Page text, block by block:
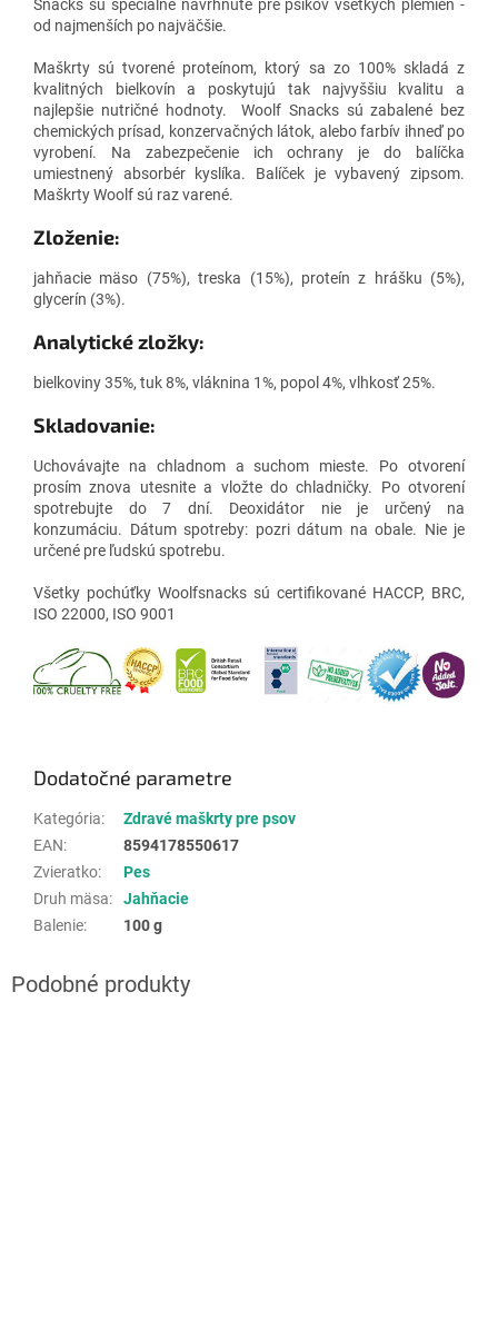
Snacks sú špeciálne navrhnuté pre psíkov všetkých plemien -
od najmenších po najväčšie.
Maškrty sú tvorené proteínom, ktorý sa zo 100% skladá z
kvalitných bielkovín a poskytujú tak najvyššiu kvalitu a
najlepšie nutričné hodnoty. Woolf Snacks sú zabalené bez
chemických prísad, konzervačných látok, alebo farbív ihneď po
vyrobení. Na zabezpečenie ich ochrany je do balíčka
umiestnený absorbér kyslíka. Balíček je vybavený zipsom.
Maškrty Woolf sú raz varené.
Zloženie:
jahňacie mäso (75%), treska (15%), proteín z hrášku (5%),
glycerín (3%).
Analytické zložky:
bielkoviny 35%, tuk 8%, vláknina 1%, popol 4%, vlhkosť 25%.
Skladovanie:
Uchovávajte na chladnom a suchom mieste. Po otvorení
prosím znova utesnite a vložte do chladničky. Po otvorení
spotrebujte do 7 dní. Deoxidátor nie je určený na
konzumáciu. Dátum spotreby: pozri dátum na obale. Nie je
určené pre ľudskú spotrebu.
Všetky pochúťky Woolfsnacks sú certifikované HACCP, BRC,
ISO 22000, ISO 9001
Dodatočné parametre
Kategória:
Zdravé maškrty pre psov
EAN:
8594178550617
Zvieratko:
Pes
Druh mäsa:
Jahňacie
Balenie: 100 g